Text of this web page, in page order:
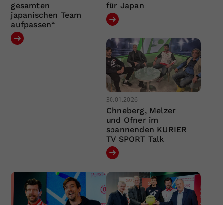
gesamten
japanischen Team
aufpassen“
für Japan
30.01.2026
Ohneberg, Melzer
und Ofner im
spannenden KURIER
TV SPORT Talk